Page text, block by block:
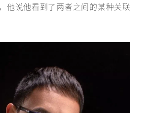
他说他看到了两者之间的某种关联